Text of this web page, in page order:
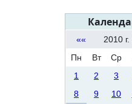
«« 2010
Пн
Вт Ср
1
2 3
8
9 10